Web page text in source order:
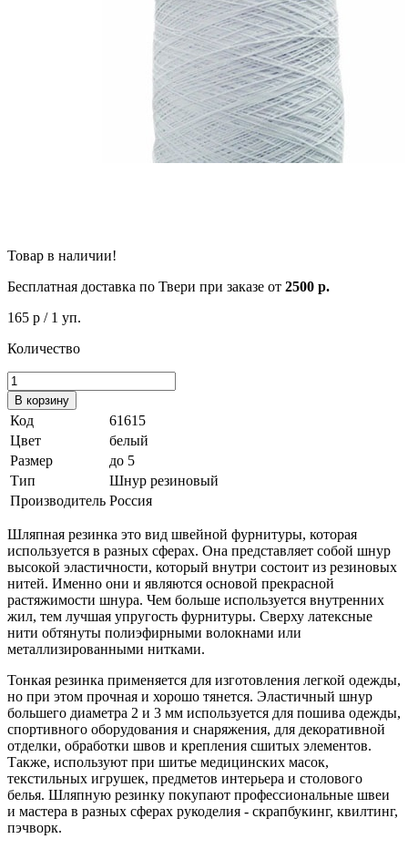
Товар в наличии!
Бесплатная доставка по Твери при заказе от 2500 р.
165 р / 1 уп.
Количество
В корзину
Код
61615
Цвет
белый
Размер
до 5
Тип
Шнур резиновый
Производитель Россия
Шляпная резинка это вид швейной фурнитуры, которая
используется в разных сферах. Она представляет собой шнур
высокой эластичности, который внутри состоит из резиновых
нитей. Именно они и являются основой прекрасной
растяжимости шнура. Чем больше используется внутренних
жил, тем лучшая упругость фурнитуры. Сверху латексные
нити обтянуты полиэфирными волокнами или
металлизированными нитками.
Тонкая резинка применяется для изготовления легкой одежды,
но при этом прочная и хорошо тянется. Эластичный шнур
большего диаметра 2 и 3 мм используется для пошива одежды,
спортивного оборудования и снаряжения, для декоративной
отделки, обработки швов и крепления сшитых элементов.
Также, используют при шитье медицинских масок,
текстильных игрушек, предметов интерьера и столового
белья. Шляпную резинку покупают профессиональные швеи
и мастера в разных сферах рукоделия - скрапбукинг, квилтинг,
пэчворк.